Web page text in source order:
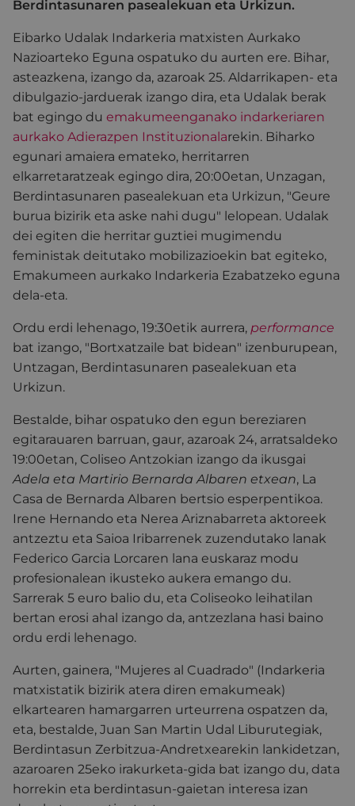
Berdintasunaren pasealekuan eta Urkizun.
Eibarko Udalak Indarkeria matxisten Aurkako
Nazioarteko Eguna ospatuko du aurten ere. Bihar,
asteazkena, izango da, azaroak 25. Aldarrikapen- eta
dibulgazio-jarduerak izango dira, eta Udalak berak
bat egingo du emakumeenganako indarkeriaren
aurkako Adierazpen Instituzionalarekin. Biharko
egunari amaiera emateko, herritarren
elkarretaratzeak egingo dira, 20:00etan, Unzagan,
Berdintasunaren pasealekuan eta Urkizun, "Geure
burua bizirik eta aske nahi dugu" lelopean. Udalak
dei egiten die herritar guztiei mugimendu
feministak deitutako mobilizazioekin bat egiteko,
Emakumeen aurkako Indarkeria Ezabatzeko eguna
dela-eta.
Ordu erdi lehenago, 19:30etik aurrera, performance
bat izango, "Bortxatzaile bat bidean" izenburupean,
Untzagan, Berdintasunaren pasealekuan eta
Urkizun.
Bestalde, bihar ospatuko den egun bereziaren
egitarauaren barruan, gaur, azaroak 24, arratsaldeko
19:00etan, Coliseo Antzokian izango da ikusgai
Adela eta Martirio Bernarda Albaren etxean, La
Casa de Bernarda Albaren bertsio esperpentikoa.
Irene Hernando eta Nerea Ariznabarreta aktoreek
antzeztu eta Saioa Iribarrenek zuzendutako lanak
Federico Garcia Lorcaren lana euskaraz modu
profesionalean ikusteko aukera emango du.
Sarrerak 5 euro balio du, eta Coliseoko leihatilan
bertan erosi ahal izango da, antzezlana hasi baino
ordu erdi lehenago.
Aurten, gainera, "Mujeres al Cuadrado" (Indarkeria
matxistatik bizirik atera diren emakumeak)
elkartearen hamargarren urteurrena ospatzen da,
eta, bestalde, Juan San Martin Udal Liburutegiak,
Berdintasun Zerbitzua-Andretxearekin lankidetzan,
azaroaren 25eko irakurketa-gida bat izango du, data
horrekin eta berdintasun-gaietan interesa izan